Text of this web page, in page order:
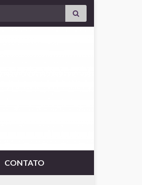
CONTATO